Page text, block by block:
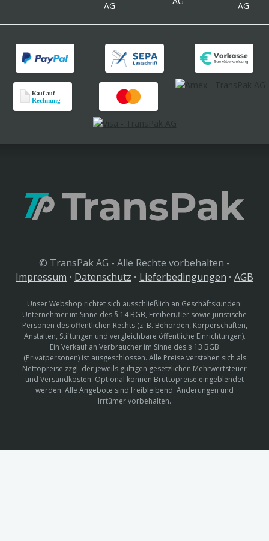
© TransPak AG - Alle Rechte vorbehalten -
Impressum • Datenschutz • Lieferbedingungen • AGB
Unser Webshop richtet sich ausschließlich an Geschäftskunden:
Unternehmer im Sinne des § 14 BGB, Freiberufler sowie juristische
Personen des öffentlichen Rechts (z. B. Behörden, Körperschaften,
Anstalten, Stiftungen und vergleichbare öffentliche Einrichtungen).
Ein Verkauf an Verbraucher im Sinne des § 13 BGB
(Privatpersonen) ist ausgeschlossen. Alle Preise verstehen sich als
Nettopreise zzgl. der jeweils gültigen gesetzlichen Mehrwertsteuer
und Versandkosten. Optional können Bruttopreise eingeblendet
werden. Alle Angebote sind freibleibend. Änderungen und
Irrtümer vorbehalten.